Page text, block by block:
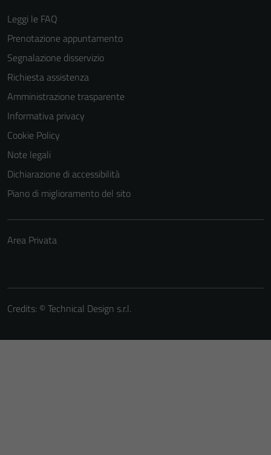
Leggi le FAQ
Prenotazione appuntamento
Segnalazione disservizio
Richiesta assistenza
Amministrazione trasparente
Informativa privacy
Cookie Policy
Note legali
Dichiarazione di accessibilità
Piano di miglioramento del sito
Area Privata
Credits: ©Technical Design s.r.l.